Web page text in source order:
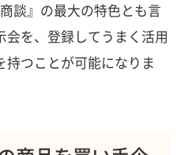
談』の最大の特色とも言
会を、登録してうまく活用
つことが可能になりま